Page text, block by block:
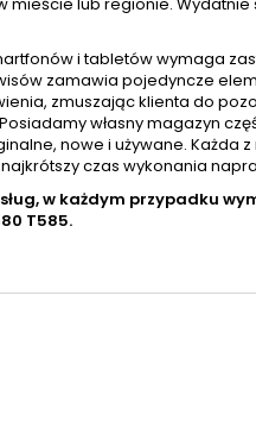
i tabletów wymaga
zamawia pojedyncze
zmuszając klienta do
własny magazyn
nowe i używane. Każda
czas wykonania
w każdym przypadku
T585.